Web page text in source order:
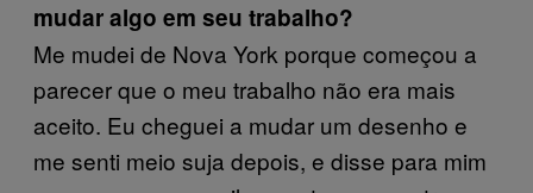
mudar algo em seu trabalho?
Me mudei de Nova York porque começou a
parecer que o meu trabalho não era mais
aceito. Eu cheguei a mudar um desenho e
me senti meio suja depois, e disse para mim